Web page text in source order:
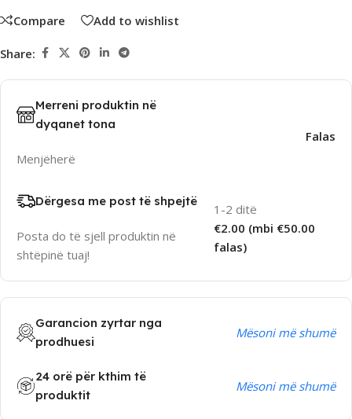
Compare Add to wishlist
Share:
Merreni produktin në
dyqanet tona
Menjëherë
Falas
Dërgesa me post të shpejtë
Posta do të sjell produktin në
shtëpinë tuaj!
1-2 ditë
€2.00 (mbi €50.00
falas)
Garancion zyrtar nga
prodhuesi
Mësoni më shumë
24 orë për kthim të
produktit
Mësoni më shumë